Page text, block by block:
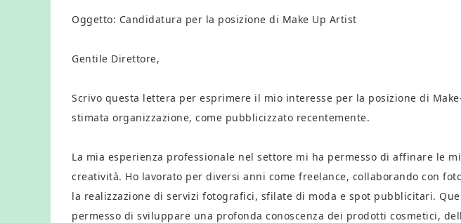
Oggetto: Candidatura per la posizione di Make Up Artist
Gentile Direttore,
Scrivo questa lettera per esprimere il mio interesse per la posizione di
stimata organizzazione, come pubblicizzato recentemente.
La mia esperienza professionale nel settore mi ha permesso di affinare le
creatività. Ho lavorato per diversi anni come freelance, collaborando con
la realizzazione di servizi fotografici, sfilate di moda e spot pubblicitari.
permesso di sviluppare una profonda conoscenza dei prodotti cosmetici,